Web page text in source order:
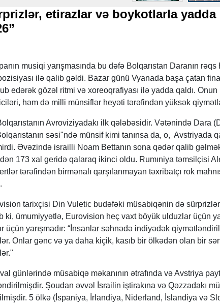
etirazlar və boykotlarla
musiqi yarışmasında bu dəfə Bolqarıstan Daranın
ilə qalib gəldi. Bazar günü Vyanada başa çatan
edərək gözəl ritmi və xoreoqrafiyası ilə yadda qaldı.
həm də milli münsiflər heyəti tərəfindən yüksək
Avroviziyadakı ilk qələbəsidir. Vətənində Dara
səsi"ndə münsif kimi tanınsa da, o, Avstriyada
Əvəzində israilli Noam Bettanın sona qədər qalib
173 xal geridə qalaraq ikinci oldu. Rumıniya təmsilçisi
tərəfindən birmənalı qarşılanmayan təxribatçı rok
tarixçisi Din Vuletic budəfəki müsabiqənin də
ki, ümumiyyətlə, Eurovision heç vaxt böyük ulduzlar üçün
üçün yarışmadır: “İnsanlar səhnədə indiyədək
Onlar gənc və ya daha kiçik, kasıb bir ölkədən olan bir
günlərində müsabiqə məkanının ətrafında və Avstriya
Şoudan əvvəl İsrailin iştirakına və Qəzzadakı
5 ölkə (İspaniya, İrlandiya, Niderland, İslandiya və